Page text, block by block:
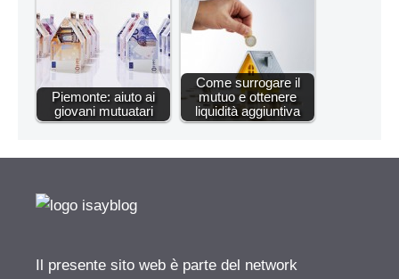
Piemonte: aiuto ai
giovani mutuatari
Come surrogare il
mutuo e ottenere
liquidità aggiuntiva
Il presente sito web è parte del network